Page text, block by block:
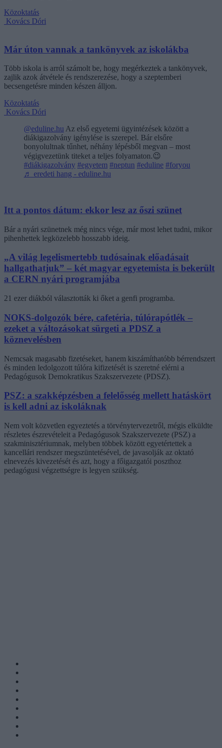
Közoktatás
Kovács Dóri
Már úton vannak a tankönyvek az iskolákba
Több iskola is arról számolt be, hogy megérkeztek a tankönyvek,
zajlik azok átvétele és rendszerezése, hogy a szeptemberi
becsengetésre minden készen álljon.
Közoktatás
Kovács Dóri
@eduline.hu Az első egyetemi ügyintézések között a
diákigazolvány igénylése is szerepel. Bár elsőre
bonyolultnak tűnhet, néhány lépésből megvan – most
végigvezetünk titeket a teljes folyamaton.😉
#diákigazolvány #egyetem #neptun #eduline #foryou
♬ eredeti hang - eduline.hu
Itt a pontos dátum: ekkor lesz az őszi szünet
Bár a nyári szünetnek még nincs vége, már most lehet tudni, mikor
pihenhettek legközelebb hosszabb ideig.
„A világ legelismertebb tudósainak előadásait
hallgathatjuk” – két magyar egyetemista is bekerült
a CERN nyári programjába
21 ezer diákból választották ki őket a genfi programba.
NOKS-dolgozók bére, cafetéria, túlórapótlék –
ezeket a változásokat sürgeti a PDSZ a
köznevelésben
Nemcsak magasabb fizetéseket, hanem kiszámíthatóbb bérrendszert
és minden ledolgozott túlóra kifizetését is szeretné elérni a
Pedagógusok Demokratikus Szakszervezete (PDSZ).
PSZ: a szakképzésben a felelősség mellett hatáskört
is kell adni az iskoláknak
Nem volt közvetlen egyeztetés a törvénytervezetről, mégis elküldte
részletes észrevételeit a Pedagógusok Szakszervezete (PSZ) a
szakminisztériumnak, melyben többek között egyetértettek a
kancellári rendszer megszüntetésével, de javasolják az oktató
elnevezés kivezetését és azt, hogy a főigazgatói poszthoz
pedagógusi végzettségre is legyen szükség.